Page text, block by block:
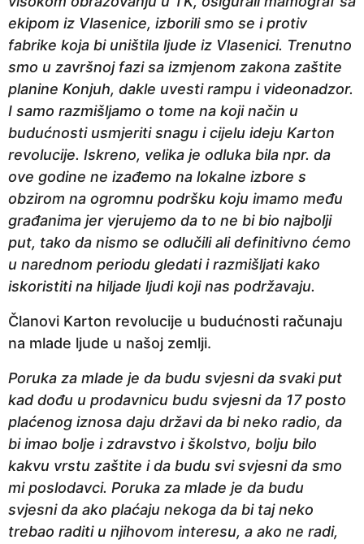
ekipom iz Vlasenice, izborili smo se i protiv
fabrike koja bi uništila ljude iz Vlasenici. Trenutno
smo u završnoj fazi sa izmjenom zakona zaštite
planine Konjuh, dakle uvesti rampu i videonadzor.
I samo razmišljamo o tome na koji način u
budućnosti usmjeriti snagu i cijelu ideju Karton
revolucije. Iskreno, velika je odluka bila npr. da
ove godine ne izađemo na lokalne izbore s
obzirom na ogromnu podršku koju imamo među
građanima jer vjerujemo da to ne bi bio najbolji
put, tako da nismo se odlučili ali definitivno ćemo
u narednom periodu gledati i razmišljati kako
iskoristiti na hiljade ljudi koji nas podržavaju.
Članovi Karton revolucije u budućnosti računaju
na mlade ljude u našoj zemlji.
Poruka za mlade je da budu svjesni da svaki put
kad dođu u prodavnicu budu svjesni da 17 posto
plaćenog iznosa daju državi da bi neko radio, da
bi imao bolje i zdravstvo i školstvo, bolju bilo
kakvu vrstu zaštite i da budu svi svjesni da smo
mi poslodavci. Poruka za mlade je da budu
svjesni da ako plaćaju nekoga da bi taj neko
trebao raditi u njihovom interesu, a ako ne radi,